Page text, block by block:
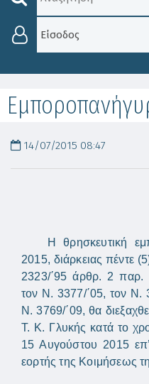
Είσοδος
14/07/2015 08:47
Η θρησκευτική
2015, διάρκειας πέντε
2323/΄95 άρθρ. 2 παρ.
τον Ν. 3377/΄05, τον Ν.
Ν. 3769/΄09, θα
Τ. Κ. Γλυκής κατά το
15 Αυγούστου 2015 επ’
εορτής της Κοιμήσεως